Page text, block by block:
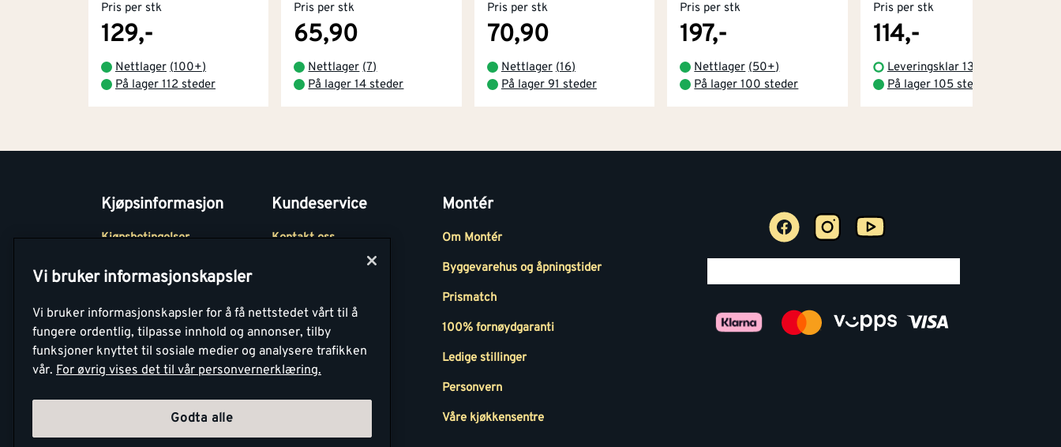
Pris per stk
129,-
Nettlager (100+)
På lager 112 steder
Pris per stk
65,90
Nettlager (7)
På lager 14 steder
Pris per stk
70,90
Nettlager (16)
På lager 91 steder
Pris per stk
197,-
Nettlager (50+)
På lager 100 steder
Pris per stk
114,-
Leveringsklar 13.08.2026
På lager 105 steder
Kjøpsinformasjon
Kjøpsbetingelser
Betaling
Retur- og
angrerettsskjema
Kundeservice
Kontakt oss
Medlemsavtaler
Montér Bedrift
Montér
Om Montér
Byggevarehus og åpningstider
Prismatch
100% fornøydgaranti
Ledige stillinger
Personvern
Våre kjøkkensentre
Vi bruker informasjonskapsler
Vi bruker informasjonskapsler for å få nettstedet vårt til å
fungere ordentlig, tilpasse innhold og annonser, tilby
funksjoner knyttet til sosiale medier og analysere trafikken
vår. For øvrig vises det til vår personvernerklæring.
Godta alle